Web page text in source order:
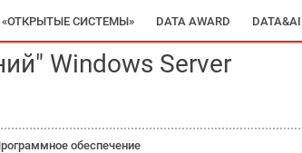
«ОТКРЫТЫЕ СИСТЕМЫ» DATA AWARD DATA&AI
Windows Server
обеспечение